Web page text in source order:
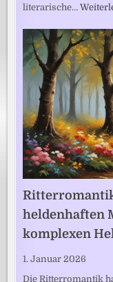
literarische…
heldenhaften
komplexen
1. Januar 2026
Die Ritterromantik